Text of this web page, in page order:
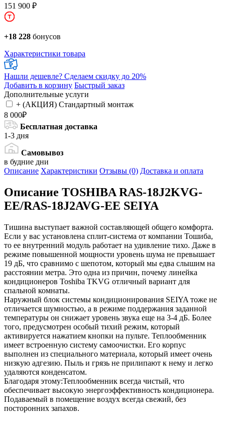
151 900 ₽
+18 228 бонусов
Характеристики товара
Нашли дешевле? Сделаем скидку до 20%
Добавить в корзину Быстрый заказ
Дополнительные услуги
+ (АКЦИЯ) Стандартный монтаж
8 000₽
Бесплатная доставка
1-3 дня
Самовывоз
в будние дни
Описание Характеристики Отзывы (0) Доставка и оплата
Описание TOSHIBA RAS-18J2KVG-
EE/RAS-18J2AVG-EE SEIYA
Тишина выступает важной составляющей общего комфорта.
Если у вас установлена сплит-система от компании Тошиба,
то ее внутренний модуль работает на удивление тихо. Даже в
режиме повышенной мощности уровень шума не превышает
19 дБ, что сравнимо с шепотом, который мы едва слышим на
расстоянии метра. Это одна из причин, почему линейка
кондиционеров Toshiba TKVG отличный вариант для
спальной комнаты.
Наружный блок системы кондиционирования SEIYA тоже не
отличается шумностью, а в режиме поддержания заданной
температуры он снижает уровень звука еще на 3-4 дБ. Более
того, предусмотрен особый тихий режим, который
активируется нажатием кнопки на пульте. Теплообменник
имеет встроенную систему самоочистки. Его корпус
выполнен из специального материала, который имеет очень
низкую адгезию. Пыль и грязь не прилипают к нему и легко
удаляются конденсатом.
Благодаря этому:Теплообменник всегда чистый, что
обеспечивает высокую энергоэффективность кондиционера.
Подаваемый в помещение воздух всегда свежий, без
посторонних запахов.